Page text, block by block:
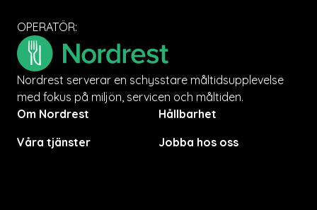
OPERATÖR:
Nordrest serverar en schysstare måltidsupplevelse
med fokus på miljön, servicen och måltiden.
Om Nordrest
Hållbarhet
Våra tjänster
Jobba hos oss